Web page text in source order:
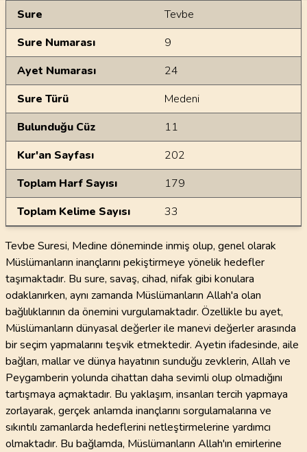
Genel Bilgiler
Sure
Tevbe
Sure Numarası
9
Ayet Numarası
24
Sure Türü
Medeni
Bulunduğu Cüz
11
Kur'an Sayfası
202
Toplam Harf Sayısı
179
Toplam Kelime Sayısı
33
Tevbe Suresi, Medine döneminde inmiş olup, genel olarak
Müslümanların inançlarını pekiştirmeye yönelik hedefler
taşımaktadır. Bu sure, savaş, cihad, nifak gibi konulara
odaklanırken, aynı zamanda Müslümanların Allah'a olan
bağlılıklarının da önemini vurgulamaktadır. Özellikle bu ayet,
Müslümanların dünyasal değerler ile manevi değerler arasında
bir seçim yapmalarını teşvik etmektedir. Ayetin ifadesinde, aile
bağları, mallar ve dünya hayatının sunduğu zevklerin, Allah ve
Peygamberin yolunda cihattan daha sevimli olup olmadığını
tartışmaya açmaktadır. Bu yaklaşım, insanları tercih yapmaya
zorlayarak, gerçek anlamda inançlarını sorgulamalarına ve
sıkıntılı zamanlarda hedeflerini netleştirmelerine yardımcı
olmaktadır. Bu bağlamda, Müslümanların Allah'ın emirlerine